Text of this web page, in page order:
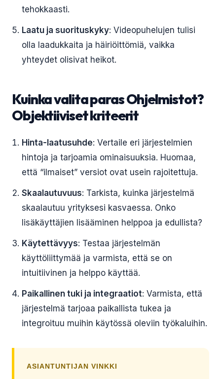
tehokkaasti.
Laatu ja suorituskyky: Videopuhelujen tulisi
olla laadukkaita ja häiriöittömiä, vaikka
yhteydet olisivat heikot.
Kuinka valita paras Ohjelmistot?
Objektiiviset kriteerit
Hinta-laatusuhde: Vertaile eri järjestelmien
hintoja ja tarjoamia ominaisuuksia. Huomaa,
että “ilmaiset” versiot ovat usein rajoitettuja.
Skaalautuvuus: Tarkista, kuinka järjestelmä
skaalautuu yrityksesi kasvaessa. Onko
lisäkäyttäjien lisääminen helppoa ja edullista?
Käytettävyys: Testaa järjestelmän
käyttöliittymää ja varmista, että se on
intuitiivinen ja helppo käyttää.
Paikallinen tuki ja integraatiot: Varmista, että
järjestelmä tarjoaa paikallista tukea ja
integroituu muihin käytössä oleviin työkaluihin.
ASIANTUNTIJAN VINKKI